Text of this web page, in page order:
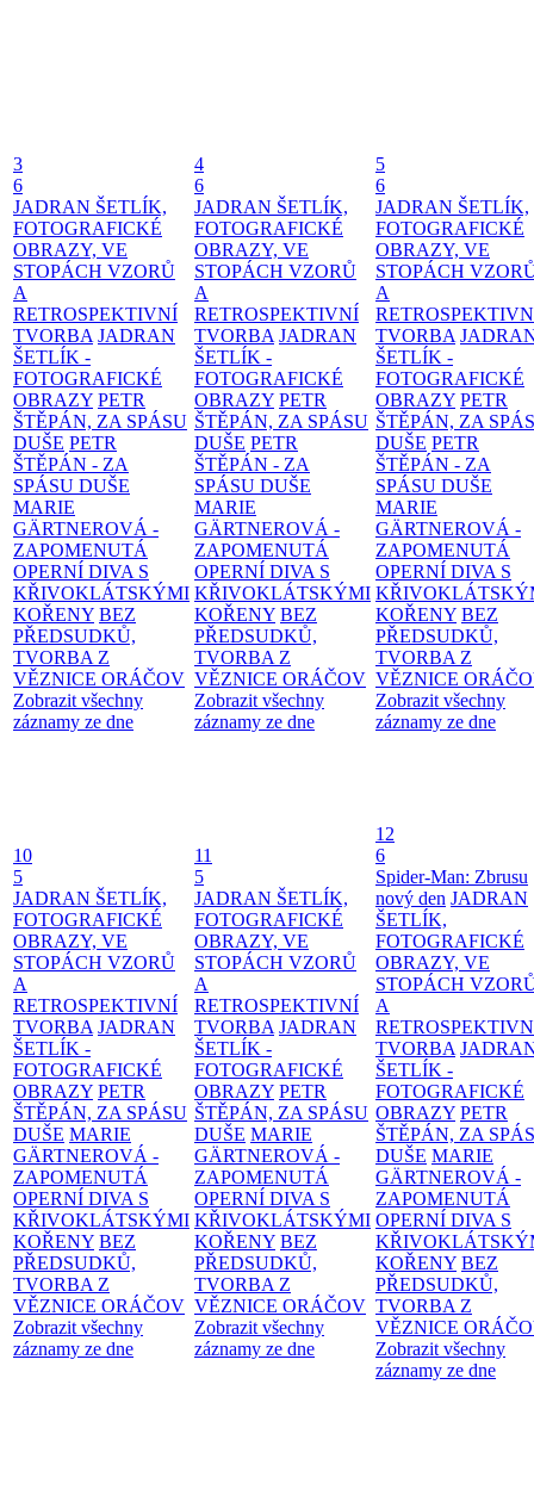
3
6
JADRAN ŠETLÍK,
FOTOGRAFICKÉ
OBRAZY, VE
STOPÁCH VZORŮ
A
RETROSPEKTIVNÍ
TVORBA JADRAN
ŠETLÍK -
FOTOGRAFICKÉ
OBRAZY PETR
ŠTĚPÁN, ZA SPÁSU
DUŠE PETR
ŠTĚPÁN - ZA
SPÁSU DUŠE
MARIE
GÄRTNEROVÁ -
ZAPOMENUTÁ
OPERNÍ DIVA S
KŘIVOKLÁTSKÝMI
KOŘENY BEZ
PŘEDSUDKŮ,
TVORBA Z
VĚZNICE ORÁČOV
Zobrazit všechny
záznamy ze dne
4
6
JADRAN ŠETLÍK,
FOTOGRAFICKÉ
OBRAZY, VE
STOPÁCH VZORŮ
A
RETROSPEKTIVNÍ
TVORBA JADRAN
ŠETLÍK -
FOTOGRAFICKÉ
OBRAZY PETR
ŠTĚPÁN, ZA SPÁSU
DUŠE PETR
ŠTĚPÁN - ZA
SPÁSU DUŠE
MARIE
GÄRTNEROVÁ -
ZAPOMENUTÁ
OPERNÍ DIVA S
KŘIVOKLÁTSKÝMI
KOŘENY BEZ
PŘEDSUDKŮ,
TVORBA Z
VĚZNICE ORÁČOV
Zobrazit všechny
záznamy ze dne
5
6
JADRAN ŠETLÍK,
FOTOGRAFICKÉ
OBRAZY, VE
STOPÁCH
A
TVORBA
ŠETLÍK -
FOTOGRAFICKÉ
OBRAZY PETR
ŠTĚPÁN, ZA
DUŠE PETR
ŠTĚPÁN - ZA
SPÁSU DUŠE
MARIE
GÄRTNEROVÁ -
ZAPOMENUTÁ
OPERNÍ DIVA S
KOŘENY BEZ
PŘEDSUDKŮ,
TVORBA Z
VĚZNICE
Zobrazit všechny
záznamy ze dne
10
5
JADRAN ŠETLÍK,
FOTOGRAFICKÉ
OBRAZY, VE
STOPÁCH VZORŮ
A
RETROSPEKTIVNÍ
TVORBA JADRAN
ŠETLÍK -
FOTOGRAFICKÉ
OBRAZY PETR
ŠTĚPÁN, ZA SPÁSU
DUŠE MARIE
GÄRTNEROVÁ -
ZAPOMENUTÁ
OPERNÍ DIVA S
KŘIVOKLÁTSKÝMI
KOŘENY BEZ
PŘEDSUDKŮ,
TVORBA Z
VĚZNICE ORÁČOV
Zobrazit všechny
záznamy ze dne
11
5
JADRAN ŠETLÍK,
FOTOGRAFICKÉ
OBRAZY, VE
STOPÁCH VZORŮ
A
RETROSPEKTIVNÍ
TVORBA JADRAN
ŠETLÍK -
FOTOGRAFICKÉ
OBRAZY PETR
ŠTĚPÁN, ZA SPÁSU
DUŠE MARIE
GÄRTNEROVÁ -
ZAPOMENUTÁ
OPERNÍ DIVA S
KŘIVOKLÁTSKÝMI
KOŘENY BEZ
PŘEDSUDKŮ,
TVORBA Z
VĚZNICE ORÁČOV
Zobrazit všechny
záznamy ze dne
12
6
Spider-Man: Zbrusu
nový den JADRAN
ŠETLÍK,
FOTOGRAFICKÉ
OBRAZY, VE
STOPÁCH
A
TVORBA
ŠETLÍK -
FOTOGRAFICKÉ
OBRAZY PETR
ŠTĚPÁN, ZA
DUŠE MARIE
GÄRTNEROVÁ -
ZAPOMENUTÁ
OPERNÍ DIVA S
KOŘENY BEZ
PŘEDSUDKŮ,
TVORBA Z
VĚZNICE
Zobrazit všechny
záznamy ze dne